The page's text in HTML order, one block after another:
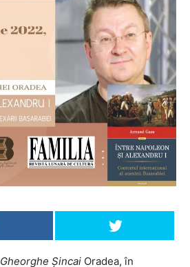
Gheorghe Șincai Oradea, în